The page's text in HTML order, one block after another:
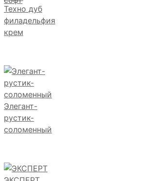
Техно дуб
филадельфия
крем
Элегант-
рустик-
соломенный